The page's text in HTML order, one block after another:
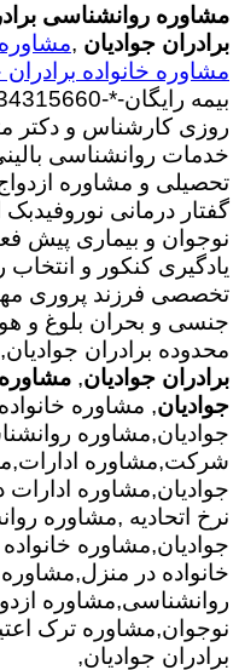
مشاوره روانشناسی
برادران جوادیان ,
مشاوره خانواده برادران
روزی کارشناس و دکتر
خدمات روانشناسی
تحصیلی و مشاوره
گفتار درمانی
نوجوان و بیماری پیش
یادگیری کنکور و
تخصصی فرزند پروری
جنسی و بحران بلوغ و
محدوده برادران جوادیان,
برادران جوادیان,
جوادیان, مشاوره
جوادیان,مشاوره
شرکت,مشاوره
جوادیان,مشاوره ادارات
نرخ اتحادیه ,مشاوره
جوادیان,مشاوره
خانواده در
روانشناسی,مشاوره
نوجوان,مشاوره ترک
برادران جوادیان,